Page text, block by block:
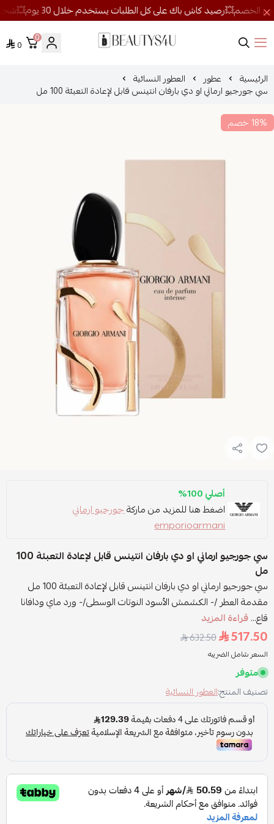
روائح الجمال
0
0
الرئيسية عطور العطور النسائية
سي جورجيو ارماني او دي بارفان انتينس قابل لإعادة التعبئة 100 مل
18% خصم
أصلي 100%
اضغط هنا للمزيد من ماركةجورجيو ارماني
emporioarmani
سي جورجيو ارماني او دي بارفان انتينس قابل لإعادة التعبئة 100
مل
سي جورجيو ارماني او دي بارفان انتينس قابل لإعادة التعبئة 100 مل
مقدمة العطر /- الكشمش الأسود النوتات الوسطى/- ورد ماي ودافانا
قاع...قراءة المزيد
517.50
632.50
السعر شامل الضريبه
متوفر
تصنيف المنتج:العطور النسائية